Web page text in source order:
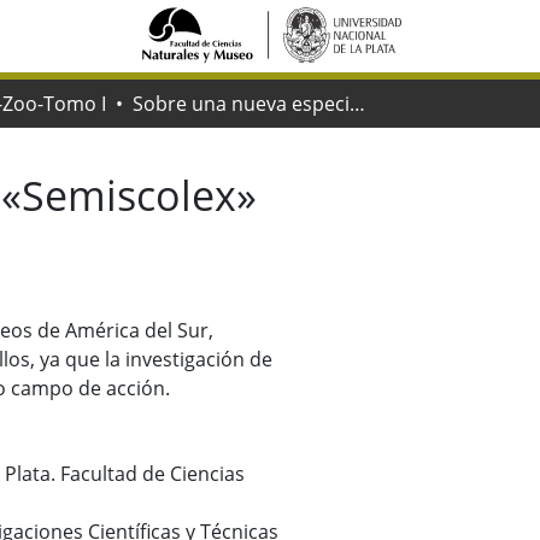
Tomo I Sobre una nueva especie del género «Semiscolex» Kunberg (Hirudinea)
de América del Sur,
ya que la investigación de
campo de acción.
Facultad de Ciencias
Científicas y Técnicas